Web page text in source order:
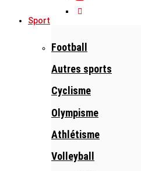
Sport
Football
Autres sports
Cyclisme
Olympisme
Athlétisme
Volleyball